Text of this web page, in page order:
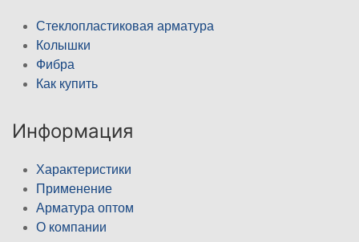
Стеклопластиковая арматура
Колышки
Фибра
Как купить
Информация
Характеристики
Применение
Арматура оптом
О компании